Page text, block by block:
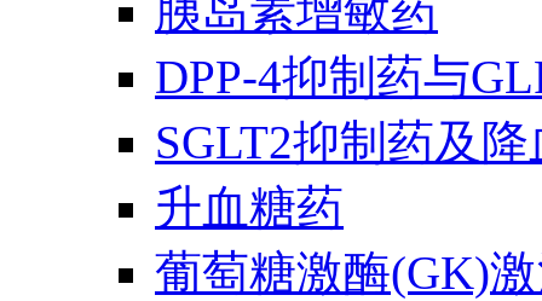
胰岛素增敏药
DPP-4抑制药与
SGLT2抑制药及
升血糖药
葡萄糖激酶(GK)